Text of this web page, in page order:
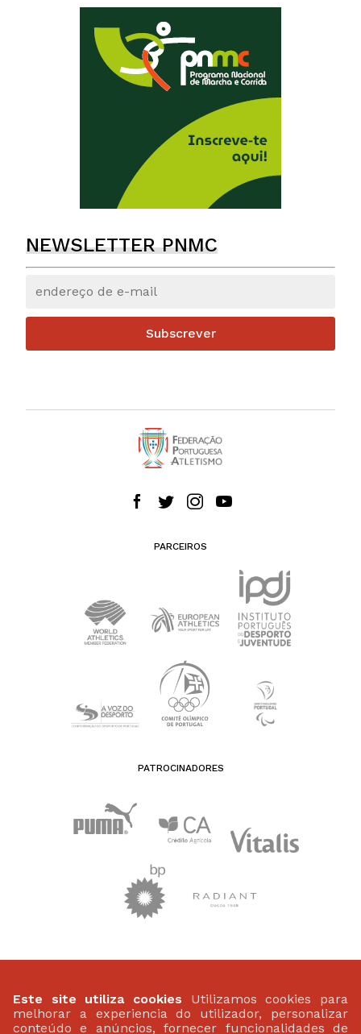
NEWSLETTER PNMC
Subscrever
PARCEIROS
PATROCINADORES
2799-538 Linda-A-Velha
(+351) 21 414 60 20
Este site utiliza cookies Utilizamos cookies para
melhorar a experiencia do utilizador, personalizar
conteúdo e anúncios, fornecer funcionalidades de